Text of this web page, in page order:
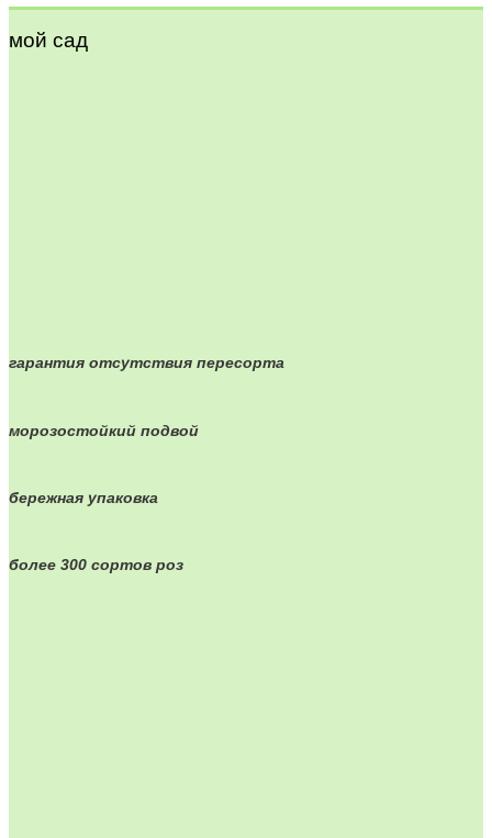
мой сад
гарантия отсутствия пересорта
морозостойкий подвой
бережная упаковка
более 300 сортов роз